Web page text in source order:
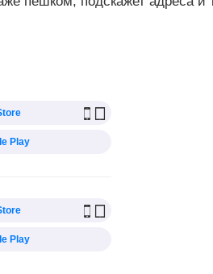
Play
Play